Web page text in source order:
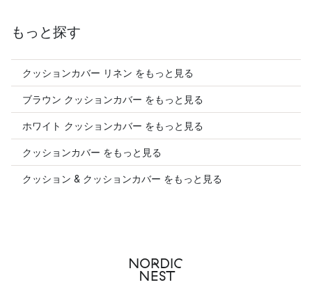
もっと探す
クッションカバー リネン をもっと見る
ブラウン クッションカバー をもっと見る
ホワイト クッションカバー をもっと見る
クッションカバー をもっと見る
クッション & クッションカバー をもっと見る